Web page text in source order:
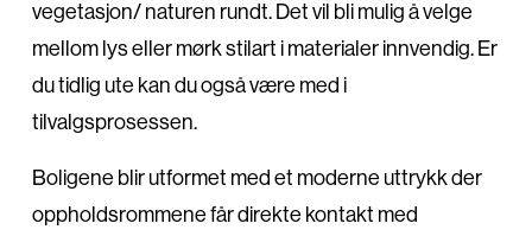
Hva leter du etter?
vegetasjon/ naturen rundt. Det vil bli mulig å velge
mellom lys eller mørk stilart i materialer innvendig. Er
du tidlig ute kan du også være med i
tilvalgsprosessen.
Boligene blir utformet med et moderne uttrykk der
oppholdsrommene får direkte kontakt med